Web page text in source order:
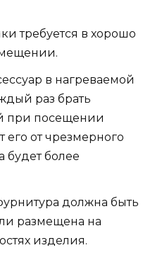
требуется в хорошо
в нагреваемой
раз брать
при посещении
его от чрезмерного
будет более
должна быть
размещена на
изделия.